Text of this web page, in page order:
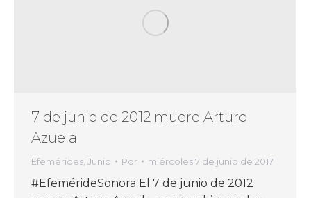
7 de junio de 2012 muere Arturo
Azuela
Efemérides Junio Por miércoles 7 de junio de 2017
#EfemérideSonora El 7 de junio de 2012